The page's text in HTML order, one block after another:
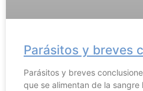
Parásitos y breves
Parásitos y breves
que se alimentan de la sangre